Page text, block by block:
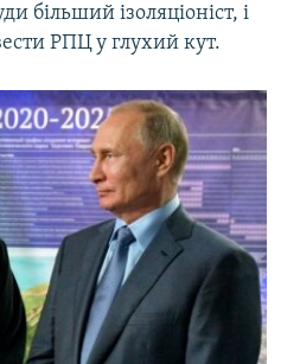
більший ізоляціоніст, і
РПЦ у глухий кут.